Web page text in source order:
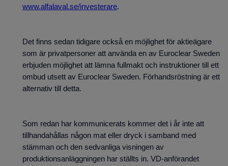
www.alfalaval.se/investerare.
Det finns sedan tidigare också en möjlighet för aktieägare
som är privatpersoner att använda en av Euroclear Sweden
erbjuden möjlighet att lämna fullmakt och instruktioner till ett
ombud utsett av Euroclear Sweden. Förhandsröstning är ett
alternativ till detta.
Som redan har kommunicerats kommer det i år inte att
tillhandahållas någon mat eller dryck i samband med
stämman och den sedvanliga visningen av
produktionsanläggningen har ställts in. VD-anförandet